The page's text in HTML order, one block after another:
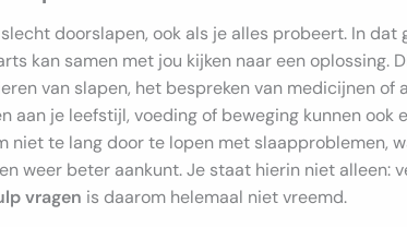
doorslapen, ook als je alles probeert. In
kan samen met jou kijken naar een oplossing.
van slapen, het bespreken van medicijnen of
aan je leefstijl, voeding of beweging kunnen ook
niet te lang door te lopen met slaapproblemen,
weer beter aankunt. Je staat hierin niet alleen:
vragen is daarom helemaal niet vreemd.